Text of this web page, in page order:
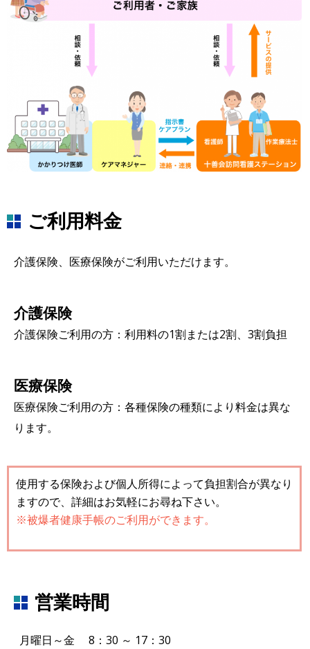
ご利用料金
介護保険、医療保険がご利用いただけます。
介護保険
介護保険ご利用の方：利用料の1割または2割、3割負担
医療保険
医療保険ご利用の方：各種保険の種類により料金は異な
ります。
使用する保険および個人所得によって負担割合が異なり
ますので、詳細はお気軽にお尋ね下さい。
※被爆者健康手帳のご利用ができます。
営業時間
月曜日～金
8：30 ～ 17：30